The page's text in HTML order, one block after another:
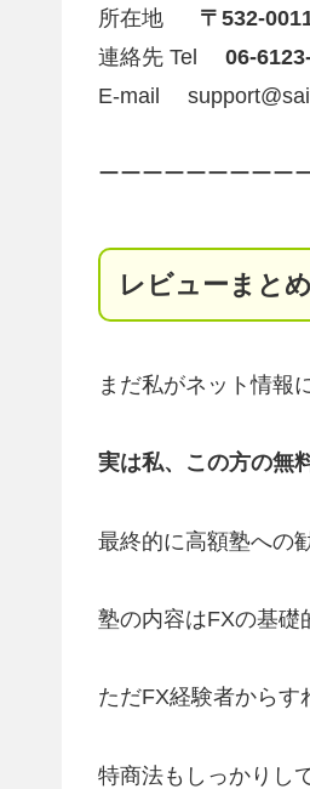
所在地 〒532-
連絡先 Tel 06-
E-mail
ーーーーーーーーー
レビューまとめ
まだ私がネット情報
実は私、この方の無
最終的に高額塾への
塾の内容はFXの基礎
ただFX経験者からす
特商法もしっかりし